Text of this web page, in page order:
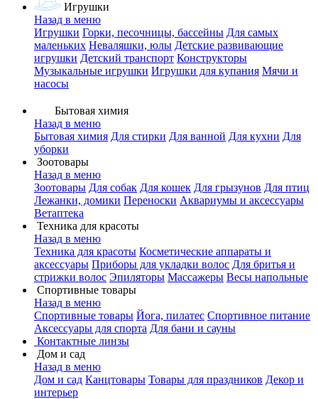
Игрушки
Назад в меню
Игрушки Горки, песочницы, бассейны Для самых
маленьких Неваляшки, юлы Детские развивающие
игрушки Детский транспорт Конструкторы
Музыкальные игрушки Игрушки для купания Мячи и
насосы
Бытовая химия
Назад в меню
Бытовая химия Для стирки Для ванной Для кухни Для
уборки
Зоотовары
Назад в меню
Зоотовары Для собак Для кошек Для грызунов Для птиц
Лежанки, домики Переноски Аквариумы и аксессуары
Ветаптека
Техника для красоты
Назад в меню
Техника для красоты Косметические аппараты и
аксессуары Приборы для укладки волос Для бритья и
стрижки волос Эпиляторы Массажеры Весы напольные
Спортивные товары
Назад в меню
Спортивные товары Йога, пилатес Спортивное питание
Аксессуары для спорта Для бани и сауны
Контактные линзы
Дом и сад
Назад в меню
Дом и сад Канцтовары Товары для праздников Декор и
интерьер